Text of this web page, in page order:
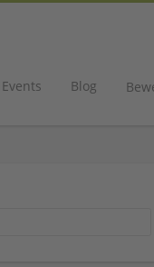
Events Blog